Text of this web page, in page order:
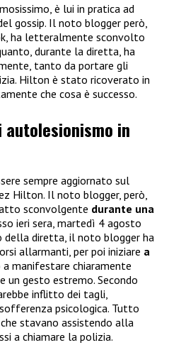
è lui in pratica ad
gossip. Il noto blogger però,
ha letteralmente sconvolto
durante la diretta, ha
tanto da portare gli
Hilton è stato ricoverato in
che cosa è successo.
in
sempre aggiornato sul
Hilton. Il noto blogger, però,
sconvolgente durante una
ieri sera, martedì 4 agosto
della diretta, il noto blogger ha
allarmanti, per poi iniziare a
a manifestare chiaramente
un gesto estremo. Secondo
inflitto dei tagli,
psicologica. Tutto
stavano assistendo alla
a chiamare la polizia.